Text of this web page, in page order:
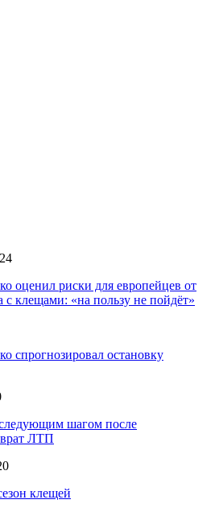
оценил риски для европейцев от
с клещами: «на пользу не пойдёт»
спрогнозировал остановку
шагом после
ЛТП
клещей